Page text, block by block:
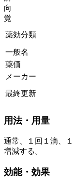
向
覚
薬効分類
一般名
薬価
メーカー
最終更新
用法・用量
通常、１回１滴、
増減する。
効能・効果